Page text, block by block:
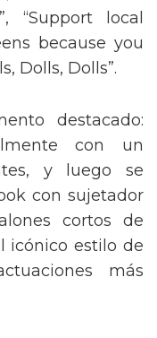
“Support local
because you
Dolls, Dolls”.
destacado:
con un
y luego se
con sujetador
cortos de
icónico estilo de
más